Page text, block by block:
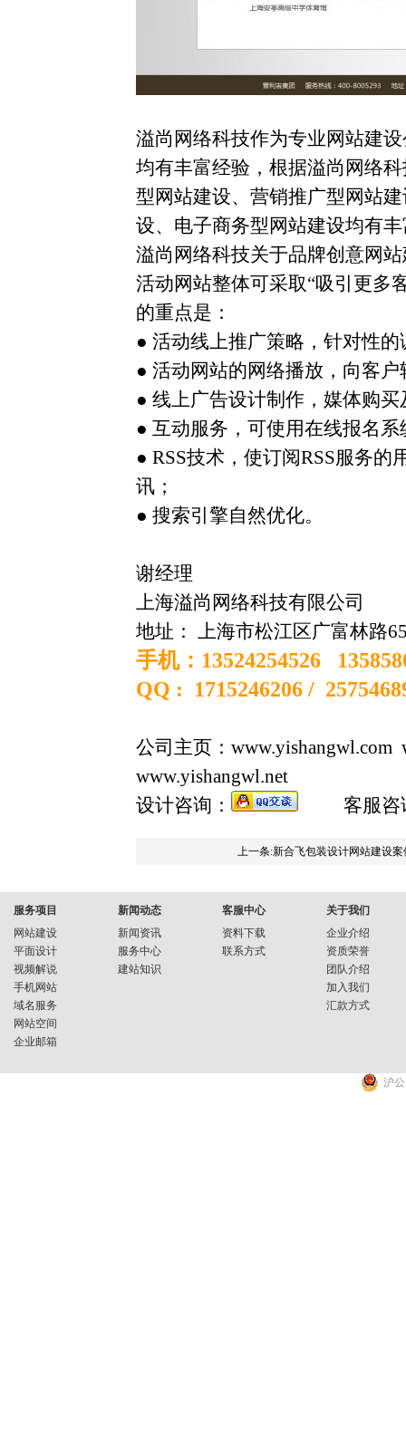
溢尚网络科技作为专业网站建
均有丰富经验，根据溢尚网络
型网站建设、营销推广型网站
设、电子商务型网站建设均有
溢尚网络科技关于品牌创意网
活动网站整体可采取“吸引更多
的重点是：
● 活动线上推广策略，针对性
● 活动网站的网络播放，向客
● 线上广告设计制作，媒体购
● 互动服务，可使用在线报名
● RSS技术，使订阅RSS服务
讯；
● 搜索引擎自然优化。
谢经理
上海溢尚网络科技有限公司
地址： 上海市松江区广富林路
手机：13524254526
QQ : 1715246206 /
公司主页： www.yishangwl.com
www.yishangwl.net
设计咨询：
客服咨
上一条:新合飞包装设计网站建设案
服务项目
网站建设
平面设计
视频解说
手机网站
域名服务
网站空间
企业邮箱
新闻动态
新闻资讯
服务中心
建站知识
客服中心
资料下载
联系方式
关于我们
企业介绍
资质荣誉
团队介绍
加入我们
汇款方式
沪公